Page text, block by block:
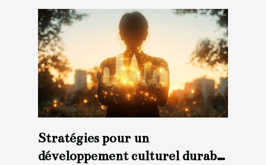
Stratégies pour un
développement culturel durable